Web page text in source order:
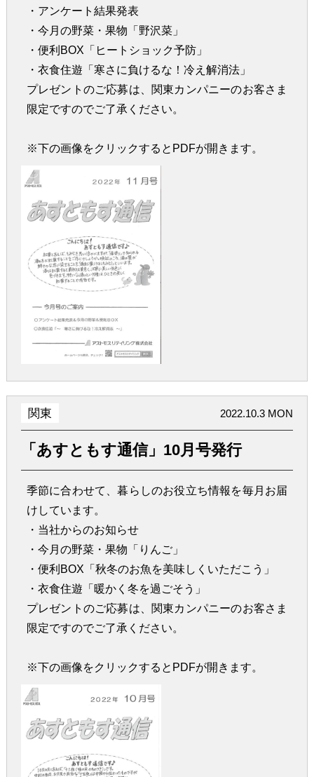
・アンケート結果発表
・今月の野菜・果物「野沢菜」
・便利BOX「ヒートショック予防」
・衣食住遊「寒さに負けるな！冷え解消法」
プレゼントのご応募は、関東カンパニーのお客さま
限定ですのでご了承ください。
※下の画像をクリックするとPDFが開きます。
関東 2022.10.3 MON
「あすともす通信」10月号発行
季節に合わせて、暮らしのお役立ち情報を毎月お届
けしています。
・当社からのお知らせ
・今月の野菜・果物「りんご」
・便利BOX「秋冬のお魚を美味しくいただこう」
・衣食住遊「暖かく冬を過ごそう」
プレゼントのご応募は、関東カンパニーのお客さま
限定ですのでご了承ください。
※下の画像をクリックするとPDFが開きます。